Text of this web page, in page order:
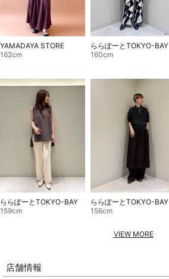
YAMADAYA STORE
162cm
ららぽーとTOKYO-BAY
160cm
ららぽーとTOKYO-BAY
159cm
ららぽーとTOKYO-BAY
156cm
VIEW MORE
店舗情報